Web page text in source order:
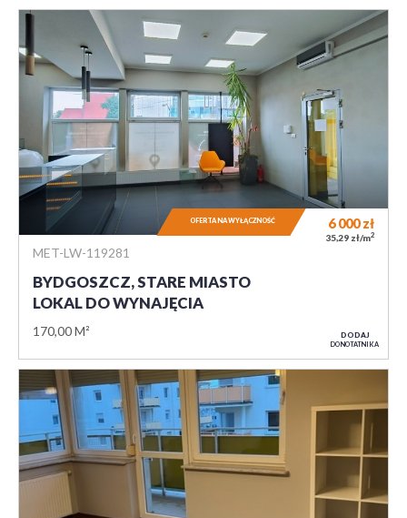
MET-LW-119281
BYDGOSZCZ, STARE MIASTO
LOKAL DO WYNAJĘCIA
170,00 M²
6 000zł
35,29 zł/m2
OFERTA NA WYŁĄCZNOŚĆ
DODAJ
DO NOTATNIKA